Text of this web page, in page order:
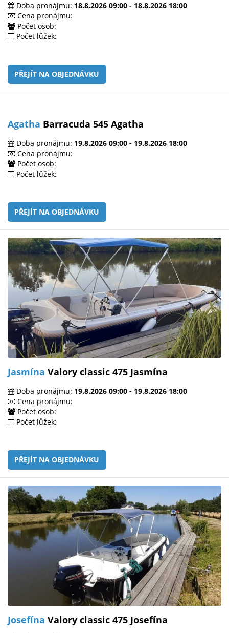
Doba pronájmu: 18.8.2026 09:00 - 18.8.2026 18:00
Cena pronájmu:
Počet osob:
Počet lůžek:
PŘEJÍT NA OBJEDNÁVKU
Agatha Barracuda 545 Agatha
Doba pronájmu: 19.8.2026 09:00 - 19.8.2026 18:00
Cena pronájmu:
Počet osob:
Počet lůžek:
PŘEJÍT NA OBJEDNÁVKU
Jasmína Valory classic 475 Jasmína
Doba pronájmu: 19.8.2026 09:00 - 19.8.2026 18:00
Cena pronájmu:
Počet osob:
Počet lůžek:
PŘEJÍT NA OBJEDNÁVKU
Josefína Valory classic 475 Josefína